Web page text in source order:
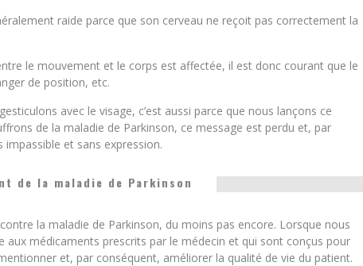
raide parce que son cerveau ne reçoit pas correctement la
le mouvement et le corps est affectée, il est donc courant que le
de position, etc.
avec le visage, c’est aussi parce que nous lançons ce
de la maladie de Parkinson, ce message est perdu et, par
et sans expression.
de la maladie de Parkinson
la maladie de Parkinson, du moins pas encore. Lorsque nous
médicaments prescrits par le médecin et qui sont conçus pour
et, par conséquent, améliorer la qualité de vie du patient.